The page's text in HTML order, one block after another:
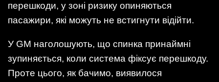
перешкоди, у зоні ризику опиняються
пасажири, які можуть не встигнути відійти.
У GM наголошують, що спинка принаймні
зупиняється, коли система фіксує перешкоду.
Проте цього, як бачимо, виявилося